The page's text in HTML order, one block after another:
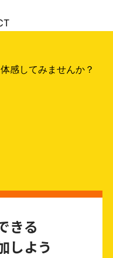
きる
しよう